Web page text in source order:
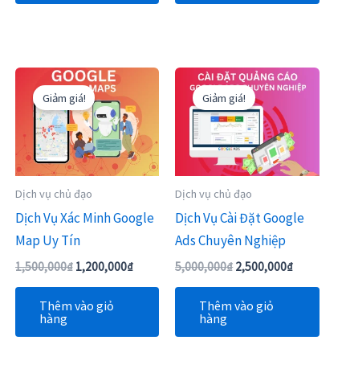
Giảm giá!
Dịch vụ chủ đạo
Dịch Vụ Xác Minh Google
Map Uy Tín
1,500,000₫
Giá
gốc
là:
1,500,000₫.
1,200,000₫
tại
là:
1,200,000₫.
Thêm vào giỏ
hàng
Giảm giá!
Dịch vụ chủ đạo
Dịch Vụ Cài Đặt Google
Ads Chuyên Nghiệp
5,000,000₫
Giá
gốc
là:
5,000,000₫.
2,500,000₫
Giá
hiện
2,500,000₫.
Thêm vào giỏ
hàng